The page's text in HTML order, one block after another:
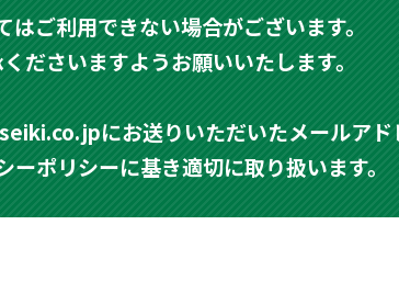
はご利用できない場合がございます。
ださいますようお願いいたします。
にお送りいただいたメールアド
ーポリシーに基き適切に取り扱います。